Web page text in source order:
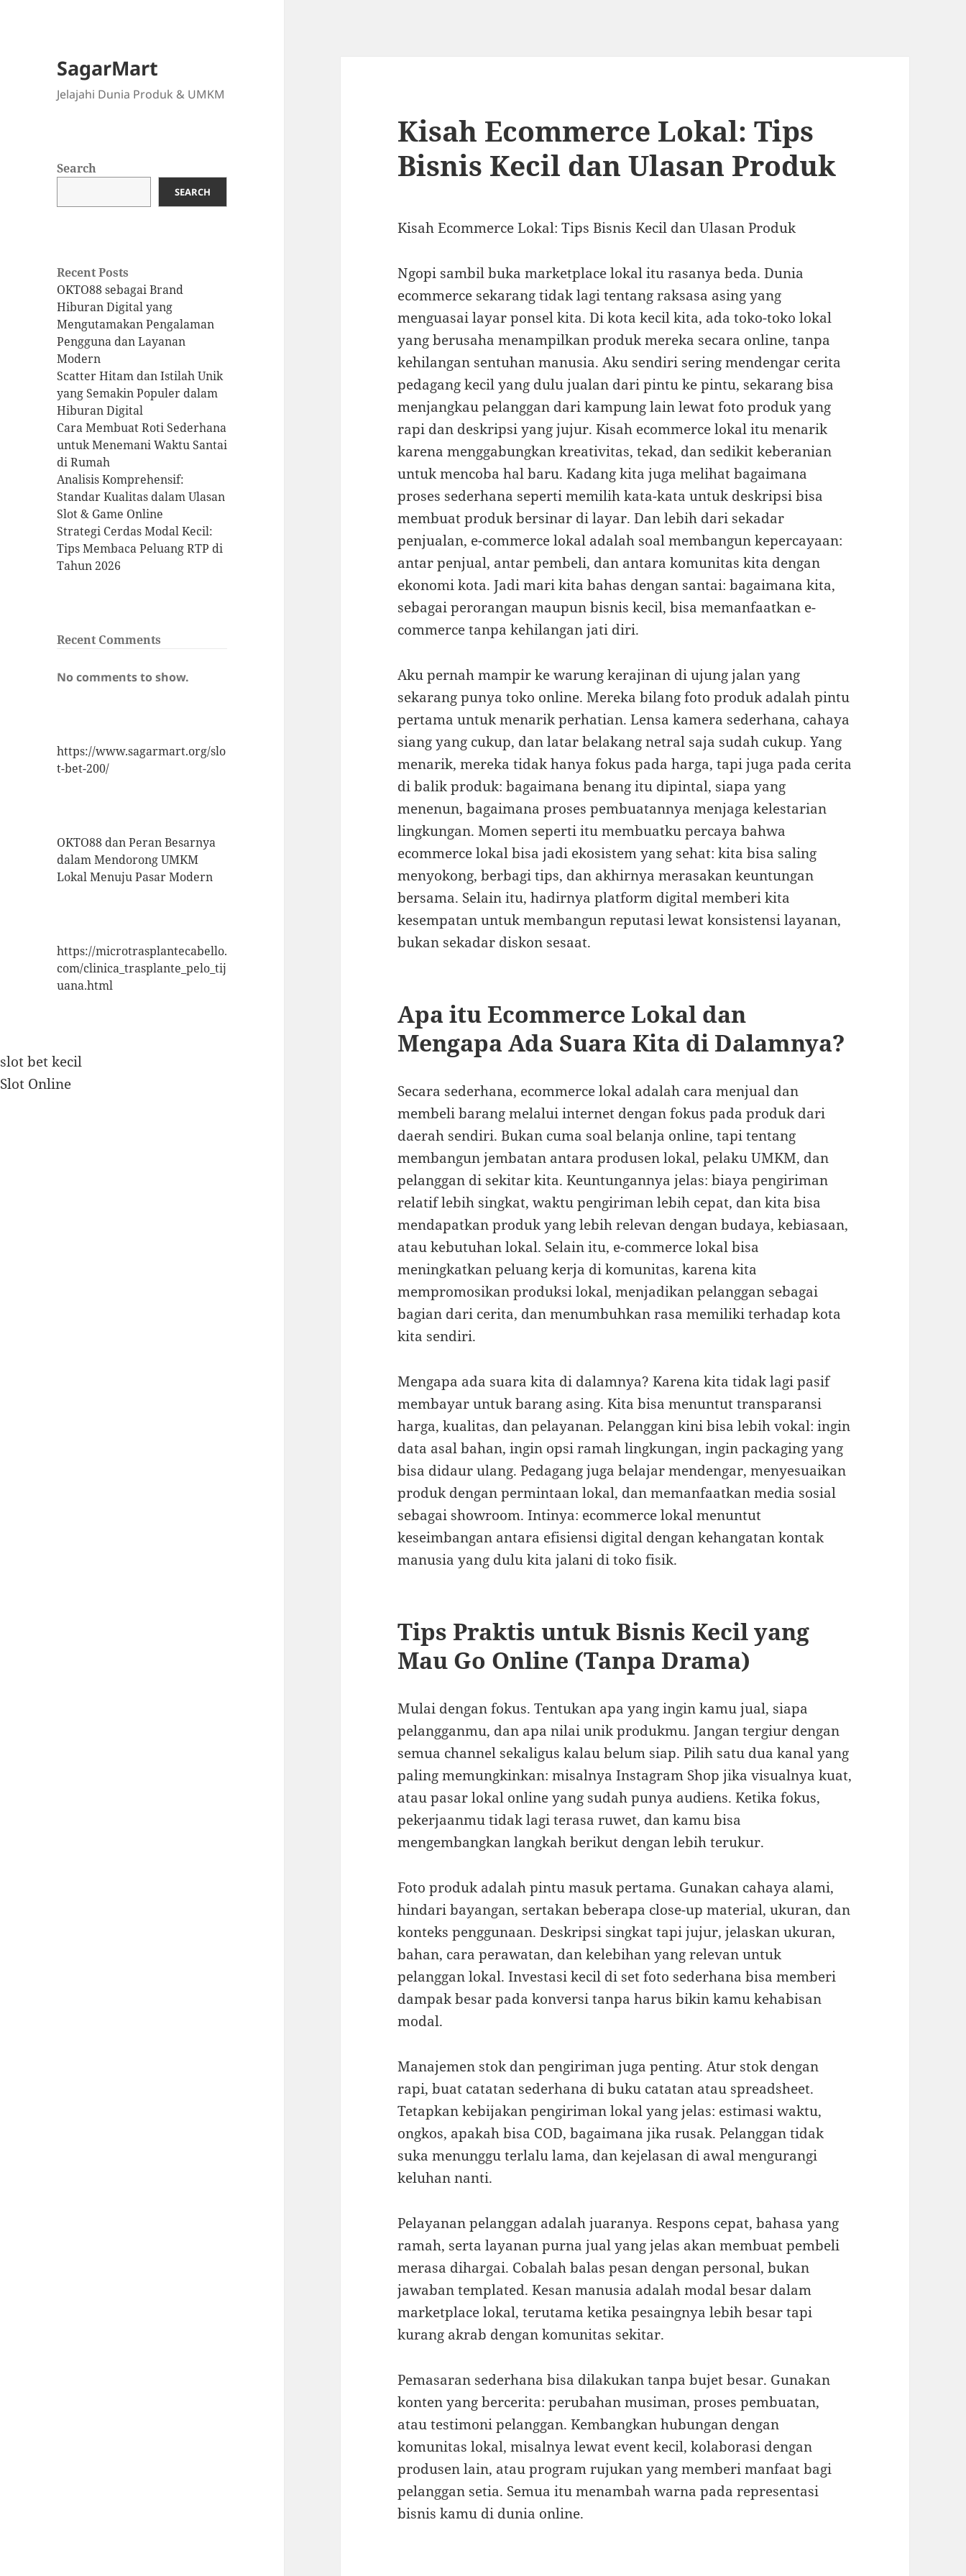
SagarMart
Jelajahi Dunia Produk & UMKM
Search
SEARCH
Recent Posts
OKTO88 sebagai Brand
Hiburan Digital yang
Mengutamakan Pengalaman
Pengguna dan Layanan
Modern
Scatter Hitam dan Istilah Unik
yang Semakin Populer dalam
Hiburan Digital
Cara Membuat Roti Sederhana
untuk Menemani Waktu Santai
di Rumah
Analisis Komprehensif:
Standar Kualitas dalam Ulasan
Slot & Game Online
Strategi Cerdas Modal Kecil:
Tips Membaca Peluang RTP di
Tahun 2026
Recent Comments
No comments to show.
https://www.sagarmart.org/slo
t-bet-200/
OKTO88 dan Peran Besarnya
dalam Mendorong UMKM
Lokal Menuju Pasar Modern
https://microtrasplantecabello.
com/clinica_trasplante_pelo_tij
uana.html
slot bet kecil
Slot Online
Kisah Ecommerce Lokal: Tips
Bisnis Kecil dan Ulasan Produk
Kisah Ecommerce Lokal: Tips Bisnis Kecil dan Ulasan Produk
Ngopi sambil buka marketplace lokal itu rasanya beda. Dunia
ecommerce sekarang tidak lagi tentang raksasa asing yang
menguasai layar ponsel kita. Di kota kecil kita, ada toko-toko lokal
yang berusaha menampilkan produk mereka secara online, tanpa
kehilangan sentuhan manusia. Aku sendiri sering mendengar cerita
pedagang kecil yang dulu jualan dari pintu ke pintu, sekarang bisa
menjangkau pelanggan dari kampung lain lewat foto produk yang
rapi dan deskripsi yang jujur. Kisah ecommerce lokal itu menarik
karena menggabungkan kreativitas, tekad, dan sedikit keberanian
untuk mencoba hal baru. Kadang kita juga melihat bagaimana
proses sederhana seperti memilih kata-kata untuk deskripsi bisa
membuat produk bersinar di layar. Dan lebih dari sekadar
penjualan, e-commerce lokal adalah soal membangun kepercayaan:
antar penjual, antar pembeli, dan antara komunitas kita dengan
ekonomi kota. Jadi mari kita bahas dengan santai: bagaimana kita,
sebagai perorangan maupun bisnis kecil, bisa memanfaatkan e-
commerce tanpa kehilangan jati diri.
Aku pernah mampir ke warung kerajinan di ujung jalan yang
sekarang punya toko online. Mereka bilang foto produk adalah pintu
pertama untuk menarik perhatian. Lensa kamera sederhana, cahaya
siang yang cukup, dan latar belakang netral saja sudah cukup. Yang
menarik, mereka tidak hanya fokus pada harga, tapi juga pada cerita
di balik produk: bagaimana benang itu dipintal, siapa yang
menenun, bagaimana proses pembuatannya menjaga kelestarian
lingkungan. Momen seperti itu membuatku percaya bahwa
ecommerce lokal bisa jadi ekosistem yang sehat: kita bisa saling
menyokong, berbagi tips, dan akhirnya merasakan keuntungan
bersama. Selain itu, hadirnya platform digital memberi kita
kesempatan untuk membangun reputasi lewat konsistensi layanan,
bukan sekadar diskon sesaat.
Apa itu Ecommerce Lokal dan
Mengapa Ada Suara Kita di Dalamnya?
Secara sederhana, ecommerce lokal adalah cara menjual dan
membeli barang melalui internet dengan fokus pada produk dari
daerah sendiri. Bukan cuma soal belanja online, tapi tentang
membangun jembatan antara produsen lokal, pelaku UMKM, dan
pelanggan di sekitar kita. Keuntungannya jelas: biaya pengiriman
relatif lebih singkat, waktu pengiriman lebih cepat, dan kita bisa
mendapatkan produk yang lebih relevan dengan budaya, kebiasaan,
atau kebutuhan lokal. Selain itu, e-commerce lokal bisa
meningkatkan peluang kerja di komunitas, karena kita
mempromosikan produksi lokal, menjadikan pelanggan sebagai
bagian dari cerita, dan menumbuhkan rasa memiliki terhadap kota
kita sendiri.
Mengapa ada suara kita di dalamnya? Karena kita tidak lagi pasif
membayar untuk barang asing. Kita bisa menuntut transparansi
harga, kualitas, dan pelayanan. Pelanggan kini bisa lebih vokal: ingin
data asal bahan, ingin opsi ramah lingkungan, ingin packaging yang
bisa didaur ulang. Pedagang juga belajar mendengar, menyesuaikan
produk dengan permintaan lokal, dan memanfaatkan media sosial
sebagai showroom. Intinya: ecommerce lokal menuntut
keseimbangan antara efisiensi digital dengan kehangatan kontak
manusia yang dulu kita jalani di toko fisik.
Tips Praktis untuk Bisnis Kecil yang
Mau Go Online (Tanpa Drama)
Mulai dengan fokus. Tentukan apa yang ingin kamu jual, siapa
pelangganmu, dan apa nilai unik produkmu. Jangan tergiur dengan
semua channel sekaligus kalau belum siap. Pilih satu dua kanal yang
paling memungkinkan: misalnya Instagram Shop jika visualnya kuat,
atau pasar lokal online yang sudah punya audiens. Ketika fokus,
pekerjaanmu tidak lagi terasa ruwet, dan kamu bisa
mengembangkan langkah berikut dengan lebih terukur.
Foto produk adalah pintu masuk pertama. Gunakan cahaya alami,
hindari bayangan, sertakan beberapa close-up material, ukuran, dan
konteks penggunaan. Deskripsi singkat tapi jujur, jelaskan ukuran,
bahan, cara perawatan, dan kelebihan yang relevan untuk
pelanggan lokal. Investasi kecil di set foto sederhana bisa memberi
dampak besar pada konversi tanpa harus bikin kamu kehabisan
modal.
Manajemen stok dan pengiriman juga penting. Atur stok dengan
rapi, buat catatan sederhana di buku catatan atau spreadsheet.
Tetapkan kebijakan pengiriman lokal yang jelas: estimasi waktu,
ongkos, apakah bisa COD, bagaimana jika rusak. Pelanggan tidak
suka menunggu terlalu lama, dan kejelasan di awal mengurangi
keluhan nanti.
Pelayanan pelanggan adalah juaranya. Respons cepat, bahasa yang
ramah, serta layanan purna jual yang jelas akan membuat pembeli
merasa dihargai. Cobalah balas pesan dengan personal, bukan
jawaban templated. Kesan manusia adalah modal besar dalam
marketplace lokal, terutama ketika pesaingnya lebih besar tapi
kurang akrab dengan komunitas sekitar.
Pemasaran sederhana bisa dilakukan tanpa bujet besar. Gunakan
konten yang bercerita: perubahan musiman, proses pembuatan,
atau testimoni pelanggan. Kembangkan hubungan dengan
komunitas lokal, misalnya lewat event kecil, kolaborasi dengan
produsen lain, atau program rujukan yang memberi manfaat bagi
pelanggan setia. Semua itu menambah warna pada representasi
bisnis kamu di dunia online.